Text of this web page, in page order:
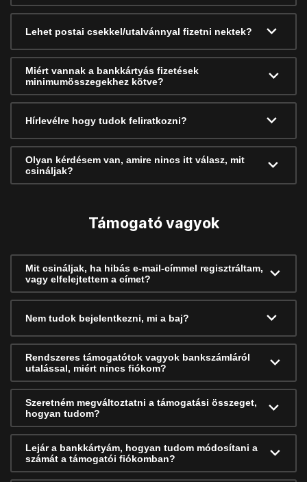
Lehet postai csekkel/utalvánnyal fizetni nektek?
Miért vannak a bankkártyás fizetések
minimumösszegekhez kötve?
Hírlevélre hogy tudok feliratkozni?
Olyan kérdésem van, amire nincs itt válasz, mit
csináljak?
Támogató vagyok
Mit csináljak, ha hibás e-mail-címmel regisztráltam,
vagy elfelejtettem a címet?
Nem tudok bejelentkezni, mi a baj?
Rendszeres támogatótok vagyok bankszámláról
utalással, miért nincs fiókom?
Szeretném megváltoztatni a támogatási összeget,
hogyan tudom?
Lejár a bankkártyám, hogyan tudom módosítani a
számát a támogatói fiókomban?